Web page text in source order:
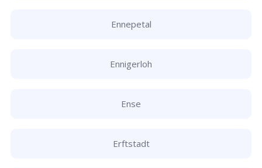
Ennepetal
Ennigerloh
Ense
Erftstadt